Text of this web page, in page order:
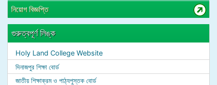
নিয়োগ বিজ্ঞপ্তি
গুরুত্বপূর্ণ লিঙ্ক
Holy Land College Website
দিনাজপুর শিক্ষা বোর্ড
জাতীয় শিক্ষাক্রম ও পাঠ্যপুস্তক বোর্ড